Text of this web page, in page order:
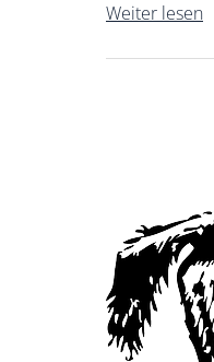
Weiter lesen